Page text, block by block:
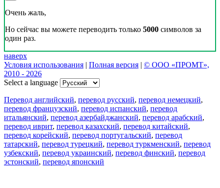
Очень жаль,
Но сейчас вы можете переводить только 5000 символов за
один раз.
наверх
Условия использования | Полная версия | © ООО «ПРОМТ»,
2010 - 2026
Select a language
Перевод английский, перевод русский, перевод немецкий,
перевод французский, перевод испанский, перевод
итальянский, перевод азербайджанский, перевод арабский,
перевод иврит, перевод казахский, перевод китайский,
перевод корейский, перевод португальский, перевод
татарский, перевод турецкий, перевод туркменский, перевод
узбекский, перевод украинский, перевод финский, перевод
эстонский, перевод японский